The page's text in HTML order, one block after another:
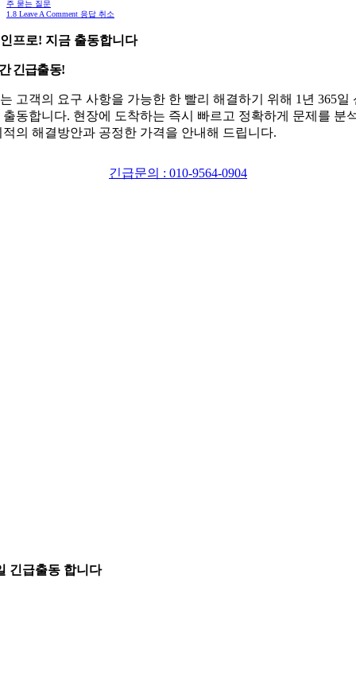
주 묻는 질문
1.8 Leave A Comment 응답 취소
프로! 지금 출동합니다
긴급출동!
고객의 요구 사항을 가능한 한 빨리 해결하기 위해 1년 365일
출동합니다. 현장에 도착하는 즉시 빠르고 정확하게 문제를 분
적의 해결방안과 공정한 가격을 안내해 드립니다.
긴급문의 : 010-9564-0904
긴급출동 합니다